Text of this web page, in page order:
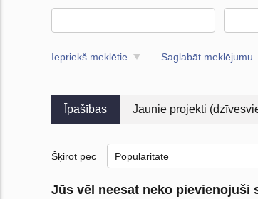
Iepriekš meklētie Saglabāt meklējumu
Īpašības Jaunie projekti
Šķirot pēc
Jūs vēl neesat neko pievienojuši